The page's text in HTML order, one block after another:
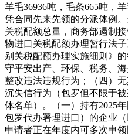
羊毛36936吨，毛条665吨，
凭合同先来先领的分派体例
关税配额总量，商务部遏制
物进口关税配额办理暂行法
别关税配额办理实施细则》
守平安出产、环保、税务、
整改违法违规行为；（四）
沉失信行为（包罗但不限于
体名单）。（一）持有2025
包罗代办署理进口）的企业
申请者正在年度内可多次申